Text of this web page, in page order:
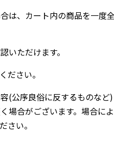
は、カート内の商品を一度
ただけます。
ださい。
(公序良俗に反するものなど)
場合がございます。場合によ
さい。